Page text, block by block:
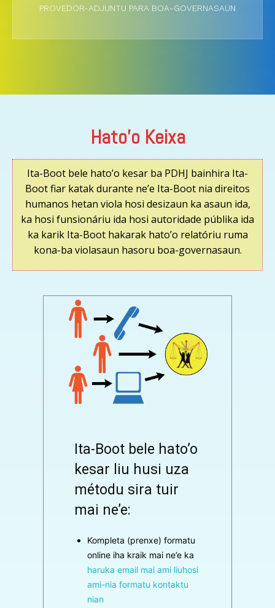
PROVEDOR-ADJUNTU PARA BOA-GOVERNASAUN
Hato'o Keixa
Ita-Boot bele hato’o kesar ba PDHJ bainhira Ita-
Boot fiar katak durante ne’e Ita-Boot nia direitos
humanos hetan viola hosi desizaun ka asaun ida,
ka hosi funsionáriu ida hosi autoridade públika ida
ka karik Ita-Boot hakarak hato’o relatóriu ruma
kona-ba violasaun hasoru boa-governasaun.
Ita-Boot bele hato’o
kesar liu husi uza
métodu sira tuir
mai ne’e:
Kompleta (prenxe) formatu
online iha kraik mai ne’e ka
haruka email mai ami liuhosi
ami-nia formatu kontaktu
nian